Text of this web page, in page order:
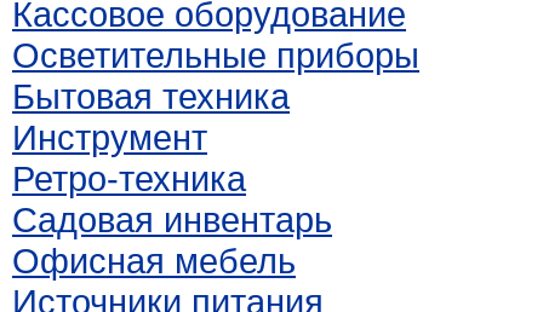
Кассовое оборудование
Осветительные приборы
Бытовая техника
Инструмент
Ретро-техника
Садовая инвентарь
Офисная мебель
Источники питания